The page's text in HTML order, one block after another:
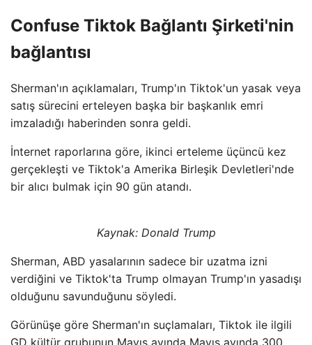
Confuse Tiktok Bağlantı Şirketi'nin
bağlantısı
Sherman'ın açıklamaları, Trump'ın Tiktok'un yasak veya
satış sürecini erteleyen başka bir başkanlık emri
imzaladığı haberinden sonra geldi.
İnternet raporlarına göre, ikinci erteleme üçüncü kez
gerçekleşti ve Tiktok'a Amerika Birleşik Devletleri'nde
bir alıcı bulmak için 90 gün atandı.
Kaynak: Donald Trump
Sherman, ABD yasalarının sadece bir uzatma izni
verdiğini ve Tiktok'ta Trump olmayan Trump'ın yasadışı
olduğunu savunduğunu söyledi.
Görünüşe göre Sherman'ın suçlamaları, Tiktok ile ilgili
GD kültür grubunun Mayıs ayında Mayıs ayında 300